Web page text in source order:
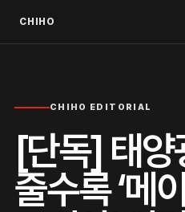
CHIHO
CHIHO EDITORIAL
[단독] 태양
줄수록 ‘메